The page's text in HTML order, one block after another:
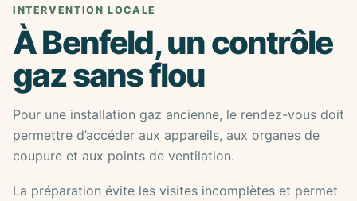
INTERVENTION LOCALE
À Benfeld, un contrôle
gaz sans flou
Pour une installation gaz ancienne, le rendez-vous doit
permettre d’accéder aux appareils, aux organes de
coupure et aux points de ventilation.
La préparation évite les visites incomplètes et permet